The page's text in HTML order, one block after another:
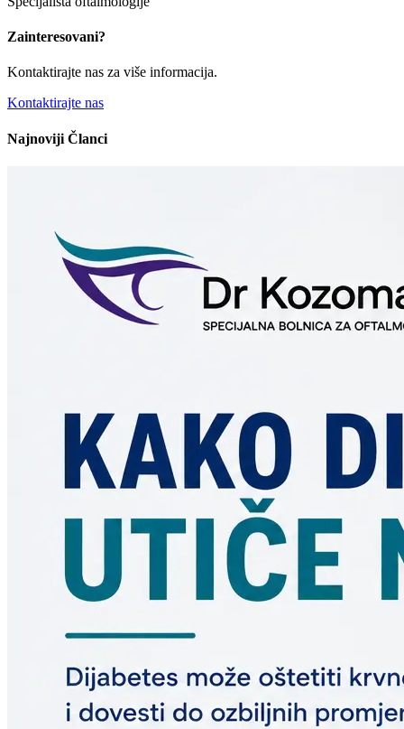
Zainteresovani?
Kontaktirajte nas za više informacija.
Kontaktirajte nas
Najnoviji Članci